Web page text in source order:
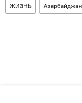
ЖИЗНЬ Азербайджан